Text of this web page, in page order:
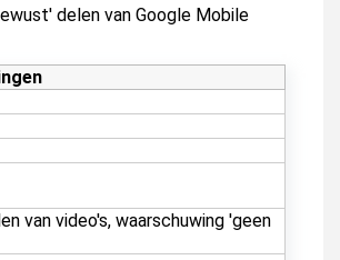
delen van Google Mobile
van video's, waarschuwing 'geen